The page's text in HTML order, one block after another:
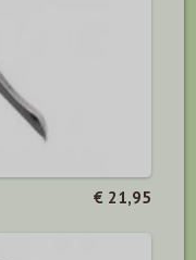
€ 21,95